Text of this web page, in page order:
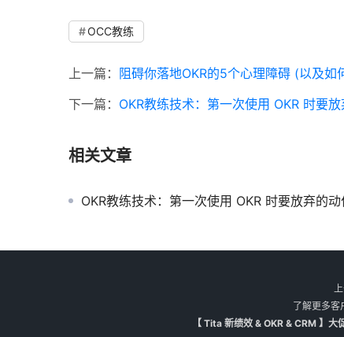
OCC教练
上一篇： 阻碍你落地OKR的5个心理障碍 (以及如
下一篇： OKR教练技术：第一次使用 OKR 时要
相关文章
OKR教练技术：第一次使用 OKR 时要放弃的动
了解更多客
【 Tita 新绩效 & OKR & CRM 】